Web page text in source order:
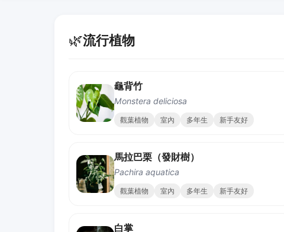
🌿流行植物
龜背竹
Monstera deliciosa
觀葉植物 室內 多年生 新手友好
馬拉巴栗（發財樹）
Pachira aquatica
觀葉植物 室內 多年生 新手友好
白掌